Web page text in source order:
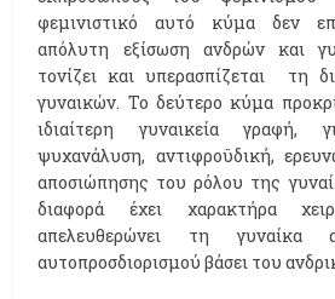
φεμινιστικό αυτό κύμα δεν
απόλυτη εξίσωση ανδρών και
τονίζει και υπερασπίζεται τη
γυναικών. Το δεύτερο κύμα
ιδιαίτερη γυναικεία γραφή,
ψυχανάλυση, αντιφροϋδική,
αποσιώπησης του ρόλου της
διαφορά έχει χαρακτήρα
απελευθερώνει τη
αυτοπροσδιορισμού βάσει του